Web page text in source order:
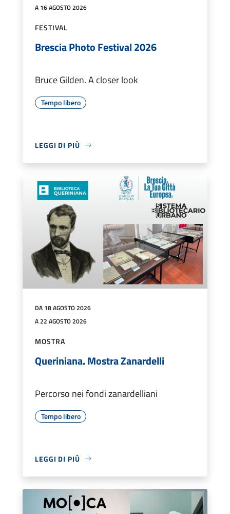
A 16 AGOSTO 2026
FESTIVAL
Brescia Photo Festival 2026
Bruce Gilden. A closer look
Tempo libero
LEGGI DI PIÙ
DA 18 AGOSTO 2026
A 22 AGOSTO 2026
MOSTRA
Queriniana. Mostra Zanardelli
Percorso nei fondi zanardelliani
Tempo libero
LEGGI DI PIÙ